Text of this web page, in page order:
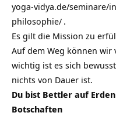
yoga-vidya.de/seminare/
philosophie/ .
Es gilt die Mission zu
Auf dem Weg können wir
wichtig ist es sich
nichts von Dauer ist.
Du bist Bettler auf
Botschaften